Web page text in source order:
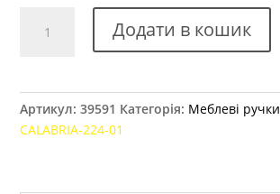
меблева
мм
Додати в кошик
Артикул:39591 Категорія: Меблеві ручки
CALABRIA-224-01